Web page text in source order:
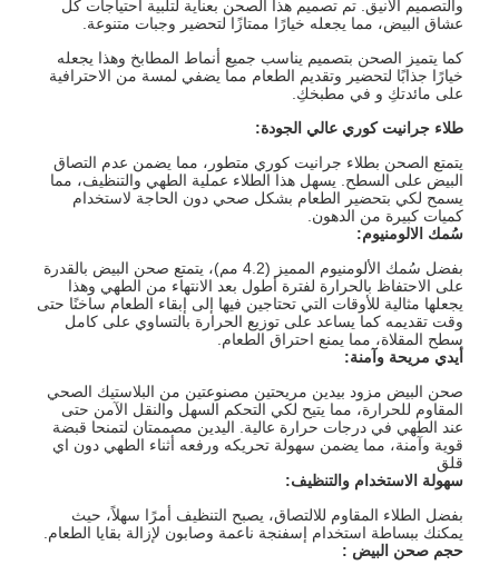
والتصميم الأنيق. تم تصميم هذا الصحن بعناية لتلبية احتياجات كل
عشاق البيض، مما يجعله خيارًا ممتازًا لتحضير وجبات متنوعة.
كما يتميز الصحن بتصميم يناسب جميع أنماط المطابخ وهذا يجعله
خيارًا جذابًا لتحضير وتقديم الطعام مما يضفي لمسة من الاحترافية
على مائدتكِ و في مطبخكِ.
طلاء جرانيت كوري عالي الجودة:
يتمتع الصحن بطلاء جرانيت كوري متطور، مما يضمن عدم التصاق
البيض على السطح. يسهل هذا الطلاء عملية الطهي والتنظيف، مما
يسمح لكي بتحضير الطعام بشكل صحي دون الحاجة لاستخدام
كميات كبيرة من الدهون.
سُمك الالومنيوم:
بفضل سُمك الألومنيوم المميز (4.2 مم)، يتمتع صحن البيض بالقدرة
على الاحتفاظ بالحرارة لفترة أطول بعد الانتهاء من الطهي وهذا
يجعلها مثالية للأوقات التي تحتاجين فيها إلى إبقاء الطعام ساخنًا حتى
وقت تقديمه كما يساعد على توزيع الحرارة بالتساوي على كامل
سطح المقلاة، مما يمنع احتراق الطعام.
أيدي مريحة وآمنة:
صحن البيض مزود بيدين مريحتين مصنوعتين من البلاستيك الصحي
المقاوم للحرارة، مما يتيح لكي التحكم السهل والنقل الآمن حتى
عند الطهي في درجات حرارة عالية. اليدين مصممتان لتمنحا قبضة
قوية وآمنة، مما يضمن سهولة تحريكه ورفعه أثناء الطهي دون اي
قلق
سهولة الاستخدام والتنظيف:
بفضل الطلاء المقاوم للالتصاق، يصبح التنظيف أمرًا سهلاً، حيث
يمكنك ببساطة استخدام إسفنجة ناعمة وصابون لإزالة بقايا الطعام.
حجم صحن البيض :